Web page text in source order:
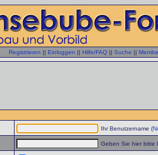
Registrieren || Einloggen || Hilfe/FAQ || Suche ||
Ihr Benutzername (
Geben Sie hier bitte